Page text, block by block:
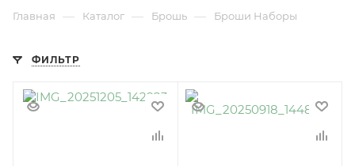
Главная — Каталог — Брошь — Броши Наборы
ФИЛЬТР